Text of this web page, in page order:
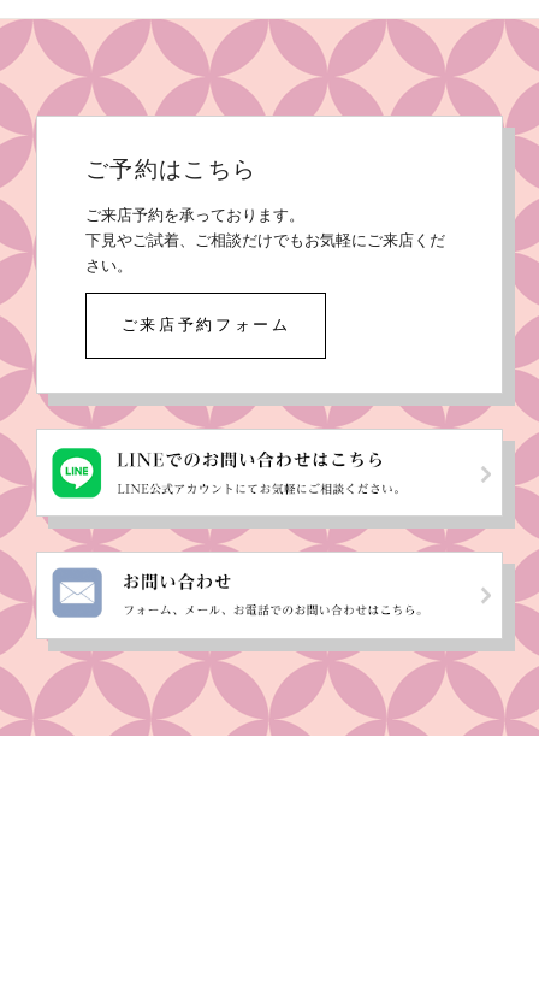
ご予約はこちら
ご来店予約を承っております。
下見やご試着、ご相談だけでもお気軽にご来店くだ
さい。
ご来店予約フォーム